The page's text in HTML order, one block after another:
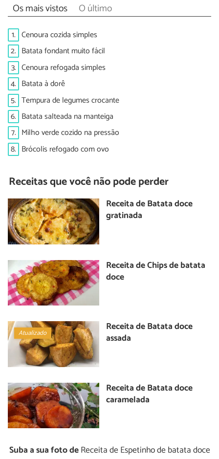
Os mais vistos O último
1. Cenoura cozida simples
2. Batata fondant muito fácil
3. Cenoura refogada simples
4. Batata à dorê
5. Tempura de legumes crocante
6. Batata salteada na manteiga
7. Milho verde cozido na pressão
8. Brócolis refogado com ovo
Receitas que você não pode perder
Receita de Batata doce
gratinada
Receita de Chips de batata
doce
Atualizado
Receita de Batata doce
assada
Receita de Batata doce
caramelada
Suba a sua foto deReceita de Espetinho de batata doce